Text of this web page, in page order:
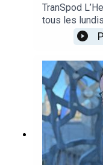
TranSpod
tous les
condensé de
et à
de l’aile·
le budget
transports ·
d’autres
plates-formes
et n’oubliez
épisodes.Un
Nathalie